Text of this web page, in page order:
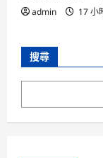
admin 17 小
搜尋